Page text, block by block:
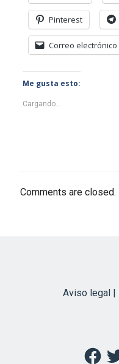
Pinterest
Correo electrónico
Me gusta esto:
Cargando...
Comments are closed.
Aviso legal |